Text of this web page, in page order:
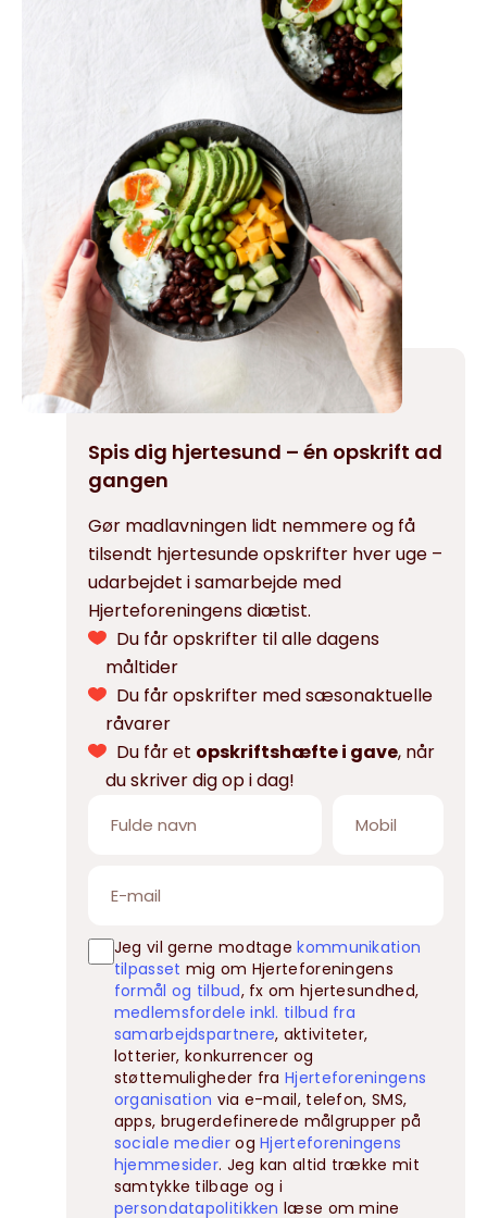
Spis dig hjertesund – én opskrift ad
gangen
Gør madlavningen lidt nemmere og få
tilsendt hjertesunde opskrifter hver uge –
udarbejdet i samarbejde med
Hjerteforeningens diætist.
Du får opskrifter til alle dagens
måltider
Du får opskrifter med sæsonaktuelle
råvarer
Du får et opskriftshæfte i gave, når
du skriver dig op i dag!
Jeg vil gerne modtagekommunikation
tilpasset mig om Hjerteforeningens
formål og tilbud, fx om hjertesundhed,
medlemsfordele inkl. tilbud fra
samarbejdspartnere, aktiviteter,
lotterier, konkurrencer og
støttemuligheder fraHjerteforeningens
organisation via e-mail, telefon, SMS,
apps, brugerdefinerede målgrupper på
sociale medierogHjerteforeningens
hjemmesider. Jeg kan altid trække mit
samtykke tilbage og i
persondatapolitikken læse om mine